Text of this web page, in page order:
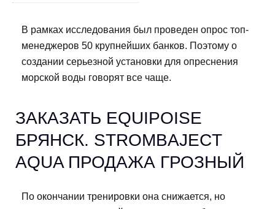
В рамках исследования был проведен опрос топ-
менеджеров 50 крупнейших банков. Поэтому о
создании серьезной установки для опреснения
морской воды говорят все чаще.
ЗАКАЗАТЬ EQUIPOISE
БРЯНСК. STROMBAJECT
AQUA ПРОДАЖА ГРОЗНЫЙ
По окончании тренировки она снижается, но